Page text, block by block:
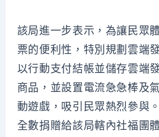
該局進一步表示，為讓民眾
票的便利性，特別規劃雲端
以行動支付結帳並儲存雲端
商品，並設置電流急急棒及
動遊戲，吸引民眾熱烈參與
全數捐贈給該局轄內社福團